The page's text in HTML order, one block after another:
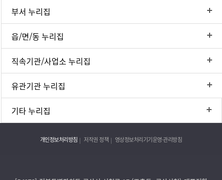
부서 누리집
읍/면/동 누리집
직속기관/사업소 누리집
유관기관 누리집
기타 누리집
개인정보처리방침 저작권 정책 영상정보처리기기운영·관리방침